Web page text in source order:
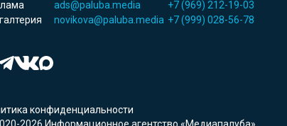
ads@paluba.media
+7 (969) 212-19-03
novikova@paluba.media +7 (999) 028-56-78
конфиденциальности